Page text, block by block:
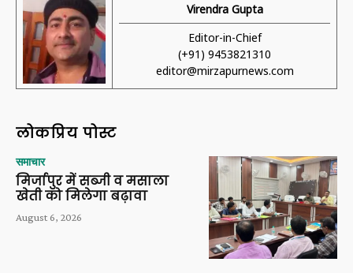
Virendra Gupta
Editor-in-Chief
(+91) 9453821310
editor@mirzapurnews.com
लोकप्रिय पोस्ट
समाचार
मिर्जापुर में सब्जी व मसाला
खेती को मिलेगा बढ़ावा
August 6, 2026